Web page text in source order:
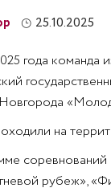
25.10.2025
года
на
рубеж»,